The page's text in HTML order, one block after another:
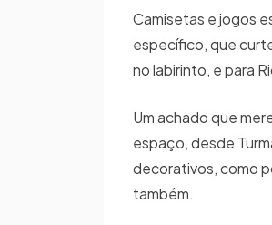
Camisetas e jogos
específico, que
no labirinto, e para
Um achado que
espaço, desde
decorativos, como
também.